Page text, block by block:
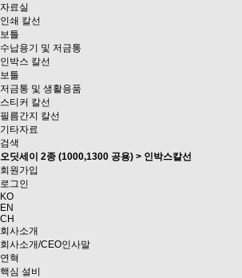
자료실
인쇄 칼선
보틀
수납용기 및 저금통
인박스 칼선
보틀
저금통 및 생활용품
스티커 칼선
필름간지 칼선
기타자료
검색
오딧세이 2종 (1000,1300 공용) > 인박스칼선
회원가입
로그인
KO
EN
CH
회사소개
회사소개/CEO인사말
연혁
핵심 설비